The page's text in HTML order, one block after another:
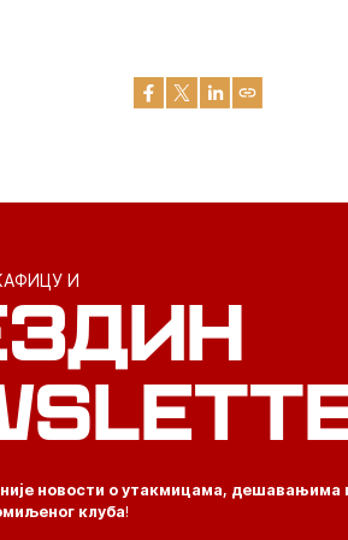
И
новости о утакмицама, дешавањима
клуба!